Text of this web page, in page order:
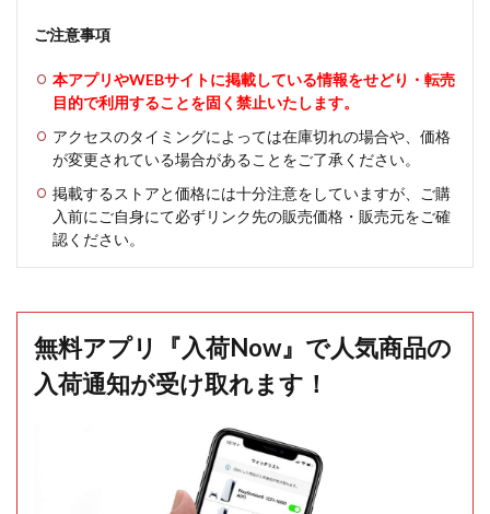
ご注意事項
本アプリやWEBサイトに掲載している情報をせどり・転売
目的で利用することを固く禁止いたします。
アクセスのタイミングによっては在庫切れの場合や、価格
が変更されている場合があることをご了承ください。
掲載するストアと価格には十分注意をしていますが、ご購
入前にご自身にて必ずリンク先の販売価格・販売元をご確
認ください。
無料アプリ『入荷Now』で人気商品の
入荷通知が受け取れます！